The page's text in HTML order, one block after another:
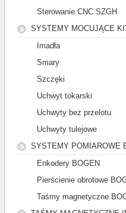
Sterowanie CNC SZGH
SYSTEMY MOCUJĄCE
Imadła
Smary
Szczęki
Uchwyt tokarski
Uchwyty bez przelotu
Uchwyty tulejowe
SYSTEMY POMIAROWE
Enkodery BOGEN
Pierścienie obrotowe
Taśmy magnetyczne